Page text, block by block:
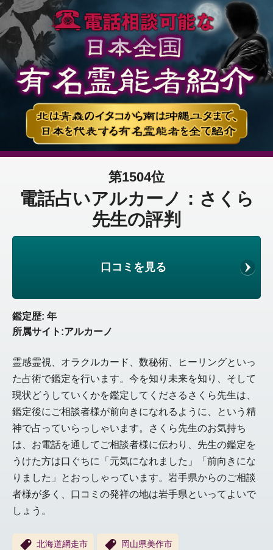
第1504位
電話占いアルカーノ：さくら
先生の評判
口コミを見る
鑑定歴: 年
所属サイト:アルカーノ
霊感霊視、オラクルカード、数秘術、ヒーリングといっ
た占術で鑑定を行います。今を知り未来を知り、そして
現状どうしていくかを鑑定してくださるさくら先生は、
鑑定後にご相談者様が前向きになれるように、という精
神で占っていらっしゃいます。さくら先生のお気持ち
は、お電話を通してご相談者様に伝わり、先生の鑑定を
うけた方は口ぐちに「元気になれました」「前向きにな
りました」とおっしゃっています。岩手県からのご相談
者様が多く、口コミの発祥の地は岩手県といってよいで
しょう。
北海道網走市 岡山県美作市